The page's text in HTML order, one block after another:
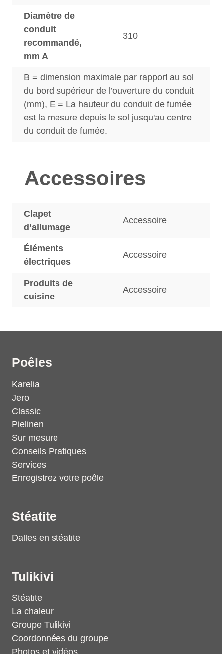
Diamètre de
conduit
recommandé,
mm A
310
B = dimension maximale par rapport au sol
du bord supérieur de l’ouverture du conduit
(mm), E = La hauteur du conduit de fumée
est la mesure depuis le sol jusqu'au centre
du conduit de fumée.
Accessoires
Clapet
d’allumage
Accessoire
Éléments
électriques
Accessoire
Produits de
cuisine
Accessoire
Poêles
Karelia
Jero
Classic
Pielinen
Sur mesure
Conseils Pratiques
Services
Enregistrez votre poêle
Stéatite
Dalles en stéatite
Tulikivi
Stéatite
La chaleur
Groupe Tulikivi
Coordonnées du groupe
Photos et vidéos